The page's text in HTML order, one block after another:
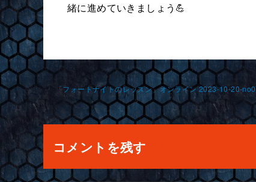
緒に進めていきましょう💪
投
稿
ナ
ビ
「フォートナイトのレッスン」オンライン 2023-10-20-
コメントを残す